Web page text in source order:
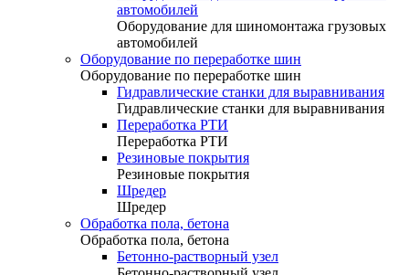
автомобилей
Оборудование для шиномонтажа грузовых
автомобилей
Оборудование по переработке шин
Оборудование по переработке шин
Гидравлические станки для выравнивания
Гидравлические станки для выравнивания
Переработка РТИ
Переработка РТИ
Резиновые покрытия
Резиновые покрытия
Шредер
Шредер
Обработка пола, бетона
Обработка пола, бетона
Бетонно-растворный узел